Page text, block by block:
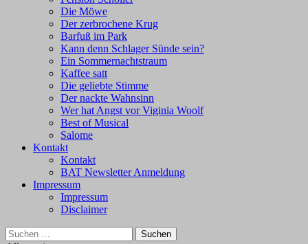
Die Möwe
Der zerbrochene Krug
Barfuß im Park
Kann denn Schlager Sünde sein?
Ein Sommernachtstraum
Kaffee satt
Die geliebte Stimme
Der nackte Wahnsinn
Wer hat Angst vor Viginia Woolf
Best of Musical
Salome
Kontakt
Kontakt
BAT Newsletter Anmeldung
Impressum
Impressum
Disclaimer
Suchen